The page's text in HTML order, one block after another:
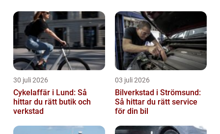
30 juli 2026
Cykelaffär i Lund: Så
hittar du rätt butik och
verkstad
03 juli 2026
Bilverkstad i Strömsund:
Så hittar du rätt service
för din bil